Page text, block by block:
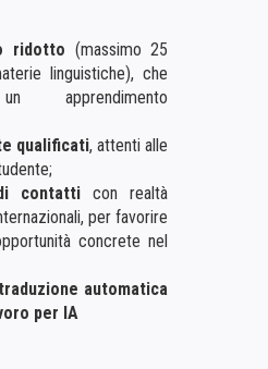
ridotto (massimo 25
linguistiche), che
apprendimento
qualificati, attenti alle
contatti con realtà
per favorire
concrete nel
automatica
per IA